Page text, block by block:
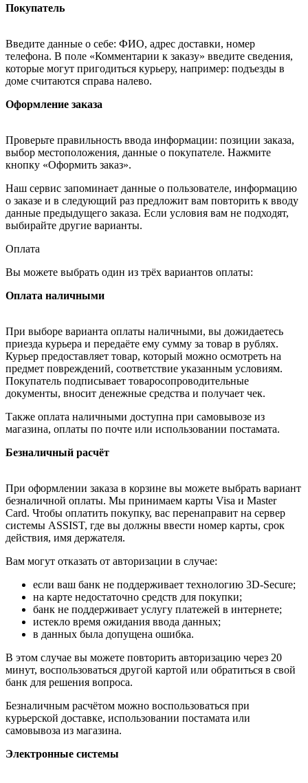
Покупатель
Введите данные о себе: ФИО, адрес доставки, номер
телефона. В поле «Комментарии к заказу» введите сведения,
которые могут пригодиться курьеру, например: подъезды в
доме считаются справа налево.
Оформление заказа
Проверьте правильность ввода информации: позиции заказа,
выбор местоположения, данные о покупателе. Нажмите
кнопку «Оформить заказ».
Наш сервис запоминает данные о пользователе, информацию
о заказе и в следующий раз предложит вам повторить к вводу
данные предыдущего заказа. Если условия вам не подходят,
выбирайте другие варианты.
Оплата
Вы можете выбрать один из трёх вариантов оплаты:
Оплата наличными
При выборе варианта оплаты наличными, вы дожидаетесь
приезда курьера и передаёте ему сумму за товар в рублях.
Курьер предоставляет товар, который можно осмотреть на
предмет повреждений, соответствие указанным условиям.
Покупатель подписывает товаросопроводительные
документы, вносит денежные средства и получает чек.
Также оплата наличными доступна при самовывозе из
магазина, оплаты по почте или использовании постамата.
Безналичный расчёт
При оформлении заказа в корзине вы можете выбрать вариант
безналичной оплаты. Мы принимаем карты Visa и Master
Card. Чтобы оплатить покупку, вас перенаправит на сервер
системы ASSIST, где вы должны ввести номер карты, срок
действия, имя держателя.
Вам могут отказать от авторизации в случае:
если ваш банк не поддерживает технологию 3D-Secure;
на карте недостаточно средств для покупки;
банк не поддерживает услугу платежей в интернете;
истекло время ожидания ввода данных;
в данных была допущена ошибка.
В этом случае вы можете повторить авторизацию через 20
минут, воспользоваться другой картой или обратиться в свой
банк для решения вопроса.
Безналичным расчётом можно воспользоваться при
курьерской доставке, использовании постамата или
самовывоза из магазина.
Электронные системы